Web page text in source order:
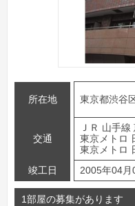
所在地 東京都渋谷
交通
ＪＲ 山手
東京メトロ
東京メトロ
竣工日
2005年04月
1部屋の募集があります